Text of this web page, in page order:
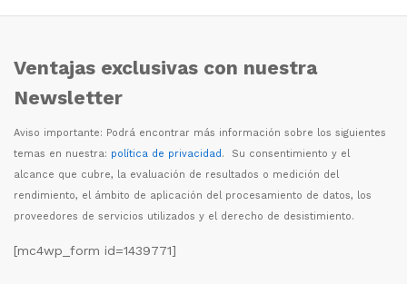
Ventajas exclusivas con nuestra
Newsletter
Aviso importante: Podrá encontrar más información sobre los siguientes
temas en nuestra: política de privacidad. Su consentimiento y el
alcance que cubre, la evaluación de resultados o medición del
rendimiento, el ámbito de aplicación del procesamiento de datos, los
proveedores de servicios utilizados y el derecho de desistimiento.
[mc4wp_form id=1439771]